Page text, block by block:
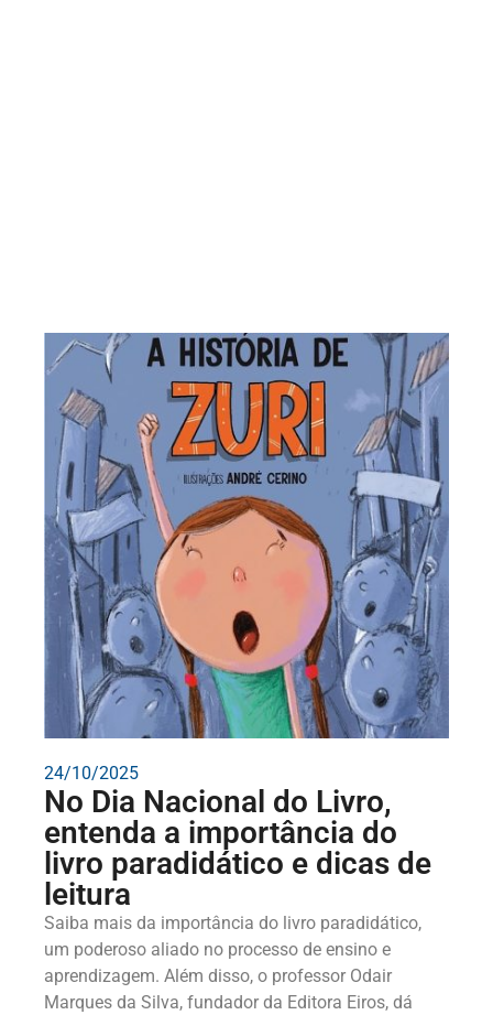
24/10/2025
No Dia Nacional do Livro,
entenda a importância do
livro paradidático e dicas de
leitura
Saiba mais da importância do livro paradidático,
um poderoso aliado no processo de ensino e
aprendizagem. Além disso, o professor Odair
Marques da Silva, fundador da Editora Eiros, dá